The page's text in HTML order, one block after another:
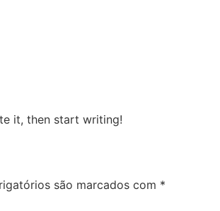
it, then start writing!
são marcados com *